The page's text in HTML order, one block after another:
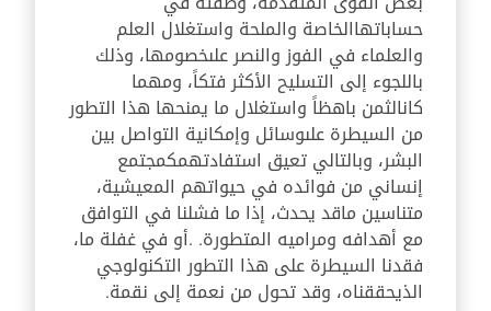
حساباتهاالخاصة والملحة واستغلال العلم
والعلماء في الفوز والنصر علىخصومها، وذلك
باللجوء إلى التسليح الأكثر فتكاً، ومهما
كانالثمن باهظاً واستغلال ما يمنحها هذا التطور
من السيطرة علىوسائل وإمكانية التواصل بين
البشر، وبالتالي تعيق استفادتهمكمجتمع
إنساني من فوائده في حيواتهم المعيشية،
متناسين ماقد يحدث، إذا ما فشلنا في التوافق
مع أهدافه ومراميه المتطورة. .أو في غفلة ما،
فقدنا السيطرة على هذا التطور التكنولوجي
الذيحققناه، وقد تحول من نعمة إلى نقمة.